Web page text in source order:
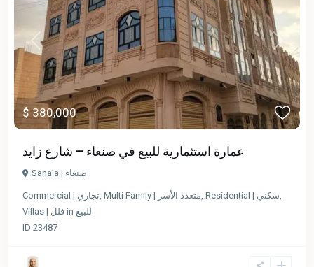
Previous Next
$ 380,000
عمارة استثمارية للبيع في صنعاء – شارع زايد
Sana’a | صنعاء
Commercial | تجاري, Multi Family | متعدد الأسر, Residential | سكني,
Villas | فلل in للبيع
ID 23487